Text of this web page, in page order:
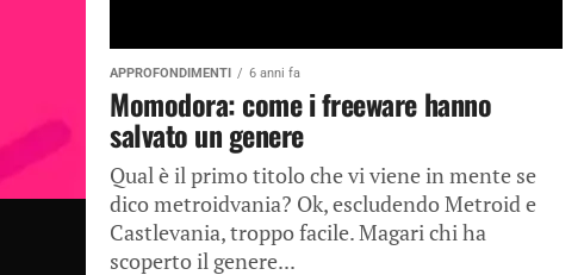
APPROFONDIMENTI 6 anni fa
Momodora: come i freeware hanno
salvato un genere
Qual è il primo titolo che vi viene in mente se
dico metroidvania? Ok, escludendo Metroid e
Castlevania, troppo facile. Magari chi ha
scoperto il genere...